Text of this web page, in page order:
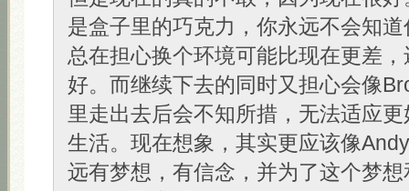
是盒子里的巧克力，你永远不会知
总在担心换个环境可能比现在更差
好。而继续下去的同时又担心会像
里走出去后会不知所措，无法适应
生活。现在想象，其实更应该像
远有梦想，有信念，并为了这个梦